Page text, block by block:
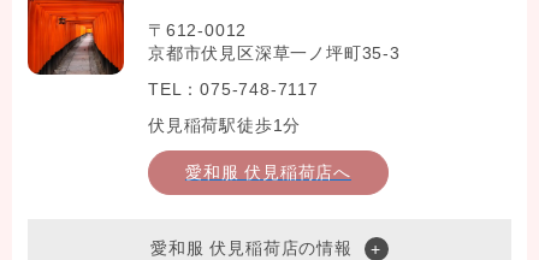
〒612-0012
京都市伏見区深草一ノ坪町35-3
TEL：075-748-7117
伏見稲荷駅徒歩1分
愛和服 伏見稲荷店へ
愛和服 伏見稲荷店の情報